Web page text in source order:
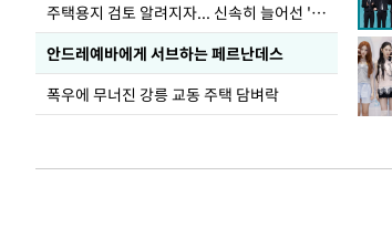
주택용지 검토 알려지자... 신속히 늘어선 '근조화환'
안드레예바에게 서브하는 페르난데스
폭우에 무너진 강릉 교동 주택 담벼락